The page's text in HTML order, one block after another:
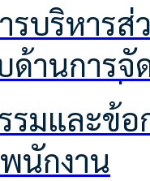
านการ
ชาติและสิ่
นักงาน